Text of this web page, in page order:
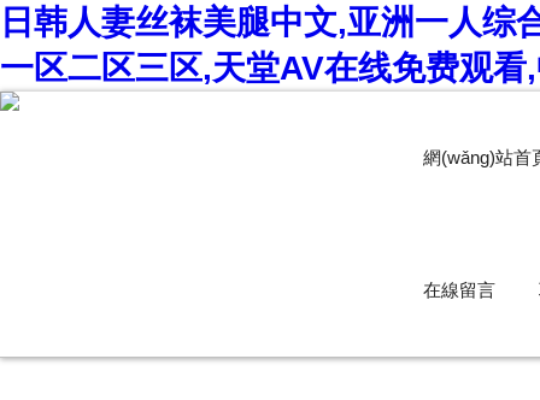
日韩人妻丝袜美腿中文,亚洲一人
一区二区三区,天堂AV在线免费观
網(wǎng)站首
在線留言